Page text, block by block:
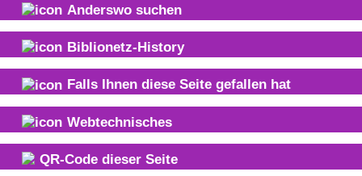
Anderswo suchen
Biblionetz-History
Falls Ihnen diese Seite gefallen hat
Webtechnisches
QR-Code dieser Seite